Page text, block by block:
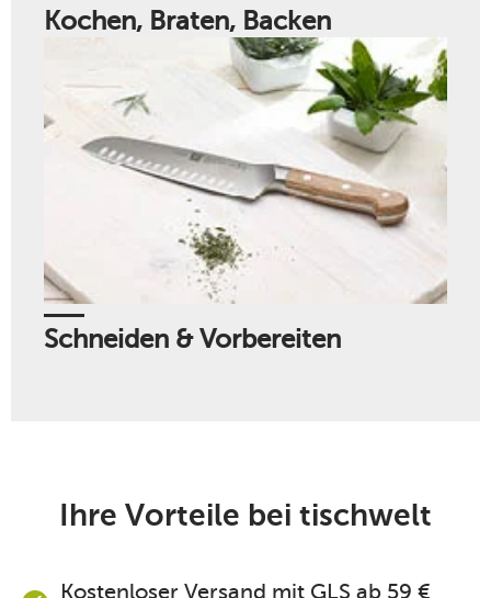
Kochen, Braten, Backen
Schneiden & Vorbereiten
Ihre Vorteile bei tischwelt
Kostenloser Versand mit GLS ab 59 €